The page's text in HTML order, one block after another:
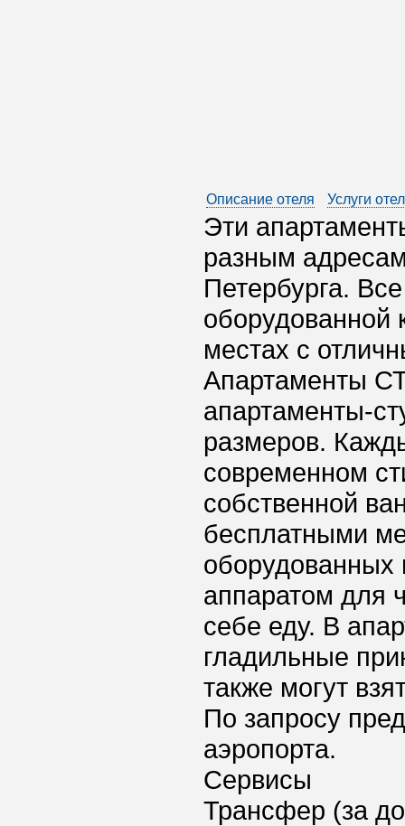
Описание отеля Услуги
Эти
разным
Петербурга.
оборудованной
местах с
Апартаменты
апартаменты-
размеров.
современном
собственной
бесплатными
оборудованных
аппаратом для
себе еду. В
гладильные
также могут
По запросу
аэропорта.
Сервисы
Трансфер (за